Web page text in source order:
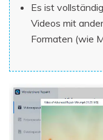
Es ist
Videos mit
Formaten (wie